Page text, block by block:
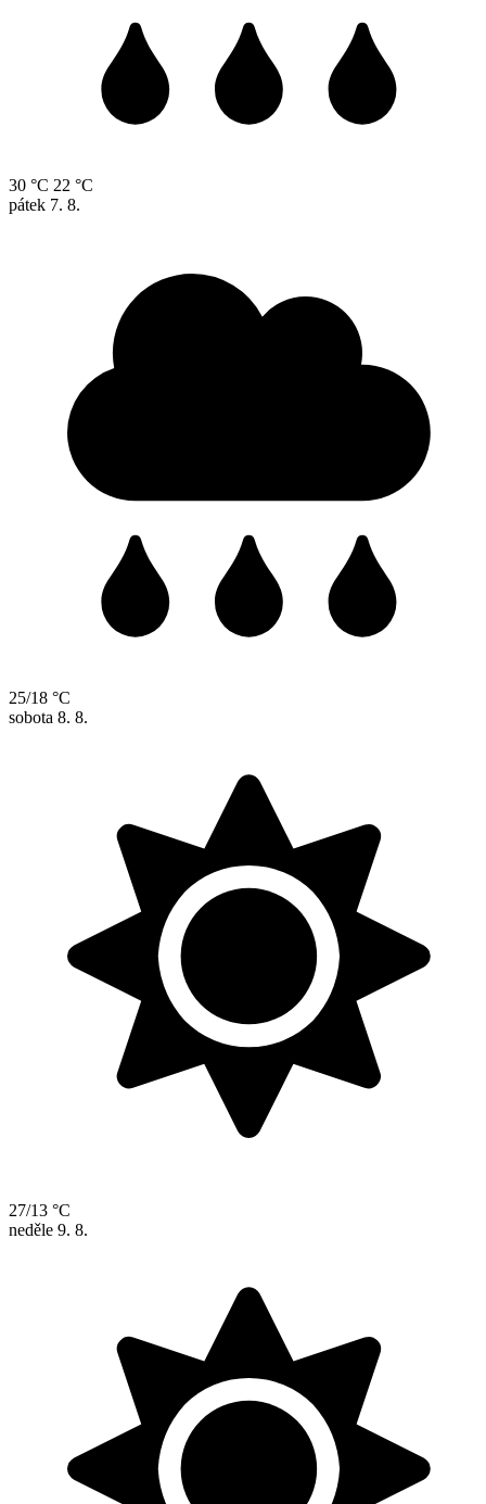
30 °C 22 °C
pátek 7. 8.
25/18 °C
sobota 8. 8.
27/13 °C
neděle 9. 8.